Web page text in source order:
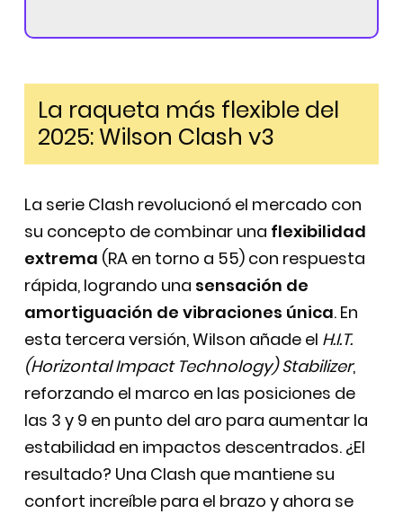
La raqueta más flexible del
2025: Wilson Clash v3
La serie Clash revolucionó el mercado con
su concepto de combinar una flexibilidad
extrema (RA en torno a 55) con respuesta
rápida, logrando una sensación de
amortiguación de vibraciones única. En
esta tercera versión, Wilson añade el H.I.T.
(Horizontal Impact Technology) Stabilizer,
reforzando el marco en las posiciones de
las 3 y 9 en punto del aro para aumentar la
estabilidad en impactos descentrados. ¿El
resultado? Una Clash que mantiene su
confort increíble para el brazo y ahora se